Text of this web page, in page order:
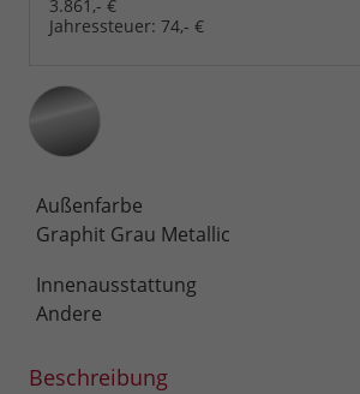
3.861,- €
Jahressteuer: 74,- €
Außenfarbe
Graphit Grau Metallic
Innenausstattung
Andere
Beschreibung